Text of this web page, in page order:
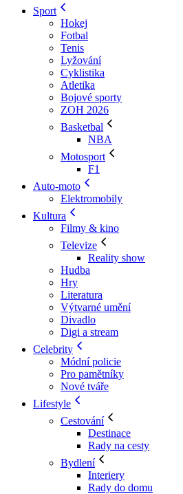
Sport
Hokej
Fotbal
Tenis
Lyžování
Cyklistika
Atletika
Bojové sporty
ZOH 2026
Basketbal
NBA
Motosport
F1
Auto-moto
Elektromobily
Kultura
Filmy & kino
Televize
Reality show
Hudba
Hry
Literatura
Výtvarné umění
Divadlo
Digi a stream
Celebrity
Módní policie
Pro pamětníky
Nové tváře
Lifestyle
Cestování
Destinace
Rady na cesty
Bydlení
Interiery
Rady do domu